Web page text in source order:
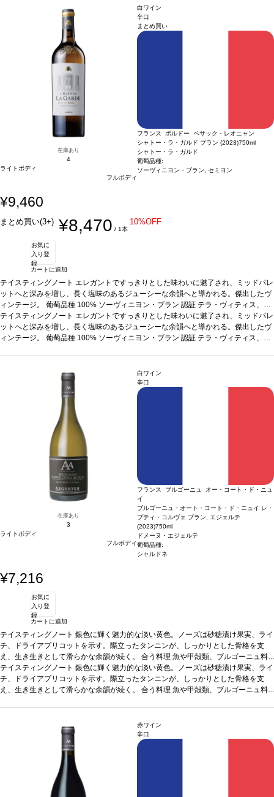
ジが在庫切れの場合、在庫があり価格が同様の場合は自動的に次のヴィンテージに
変更されます、ご了承ください。
在庫あり
4
ライトボディ
フルボディ
白ワイン
辛口
まとめ買い
フランス ボルドー ペサック・レオニャン
シャトー・ラ・ガルド ブラン (2023)750ml
シャトー・ラ・ガルド
葡萄品種:
ソーヴィニヨン・ブラン, セミヨン
¥9,460
まとめ買い(3+) ¥8,470 / 1本
10%OFF
お気に
入り登
録
カートに追加
テイスティングノート エレガントですっきりとした味わいに魅了され、ミッドパレ
ットへと深みを増し、長く塩味のあるジューシーな余韻へと導かれる。傑出したヴ
ィンテージ。 葡萄品種 100% ソーヴィニヨン・ブラン 認証 テラ・ヴィティス、HV
E3認証*本ヴィンテージが在庫切れの場合、在庫があり価格が同様の場合は自動的
に次のヴィンテージに変更されますのでご了承ください。
テイスティングノート エレガントですっきりとした味わいに魅了され、ミッドパレ
ットへと深みを増し、長く塩味のあるジューシーな余韻へと導かれる。傑出したヴ
ィンテージ。 葡萄品種 100% ソーヴィニヨン・ブラン 認証 テラ・ヴィティス、HV
在庫あり
3
ライトボディ
フルボディ
白ワイン
辛口
フランス ブルゴーニュ オー・コート・ド・ニュ
イ
ブルゴーニュ・オート・コート・ド・ニュイ レ・
プティ・コルヴェ ブラン, エジェルテ
(2023)750ml
ドメーヌ・エジェルテ
葡萄品種:
シャルドネ
¥7,216
お気に
入り登
録
カートに追加
テイスティングノート 銀色に輝く魅力的な淡い黄色。ノーズは砂糖漬け果実、ライ
チ、ドライアプリコットを示す。際立ったタンニンが、しっかりとした骨格を支
え、生き生きとして滑らかな余韻が続く。 合う料理 魚や甲殻類、ブルゴーニュ料
理のパセリ入り生ハムやエスカルゴ、フォアグラ、ロックフォールやコンテチーズ
などと好相性。葡萄品種シャルドネ 100%*本ヴィンテージが在庫切れの場合、在
庫があり価格が同様の場合は自動的に次のヴィンテージに変更されます、ご了承く
テイスティングノート 銀色に輝く魅力的な淡い黄色。ノーズは砂糖漬け果実、ライ
チ、ドライアプリコットを示す。際立ったタンニンが、しっかりとした骨格を支
え、生き生きとして滑らかな余韻が続く。 合う料理 魚や甲殻類、ブルゴーニュ料
庫があり価格が同様の場合は自動的に次のヴィンテージに変更されます、ご了承く
赤ワイン
辛口